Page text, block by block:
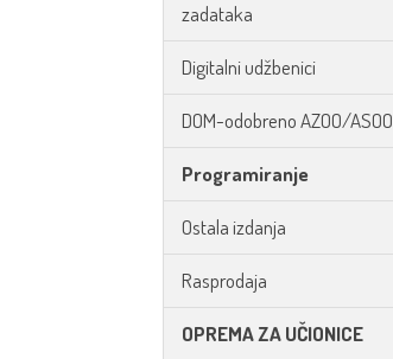
zadataka
Digitalni udžbenici
DOM-odobreno AZOO/ASOO
Programiranje
Ostala izdanja
Rasprodaja
OPREMA ZA UČIONICE